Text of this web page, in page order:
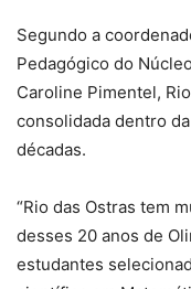
Segundo a
Pedagógico do
Caroline Pimentel,
consolidada dentro
décadas.
“Rio das Ostras tem
desses 20 anos de
estudantes